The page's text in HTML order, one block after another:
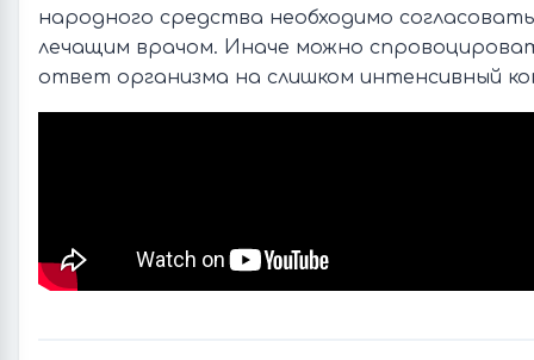
народного средства необходимо
лечащим врачом. Иначе можно
ответ организма на слишком интенсивный